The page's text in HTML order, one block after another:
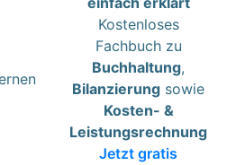
Kostenloses
Fachbuch zu
Buchhaltung,
Bilanzierung sowie
Kosten- &
Leistungsrechnung
Jetzt gratis